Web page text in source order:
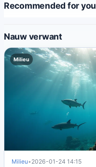
Recommended for you
Nauw verwant
Milieu
Milieu• 2026-01-24 14:15